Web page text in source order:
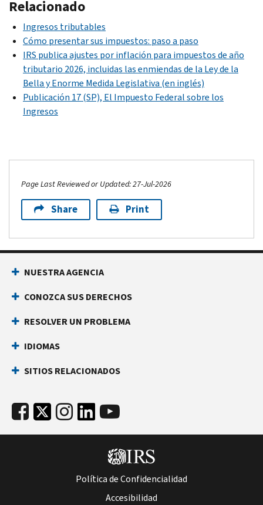
35%
37%
$751,601
arriba
32%
$197,301
$250,525
35%
$250,526
$375,800
37%
$375,801
Y hacia
arriba
12%
$17,001
22%
$64,851
$103,350
24%
$103,351
$197,300
32%
$197,301
$250,500
35%
Relacionado
Ingresos tributables
Cómo presentar sus impuestos: paso a paso
IRS publica ajustes por inflación para impuestos de año
tributario 2026, incluidas las enmiendas de la Ley de la
Bella y Enorme Medida Legislativa (en inglés)
Publicación 17 (SP), El Impuesto Federal sobre los
Ingresos
Page Last Reviewed or Updated: 27-Jul-2026
Share Print
NUESTRA AGENCIA
CONOZCA SUS DERECHOS
RESOLVER UN PROBLEMA
IDIOMAS
SITIOS RELACIONADOS
Política de Confidencialidad
Accesibilidad